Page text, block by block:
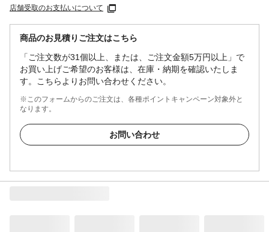
店舗受取のお支払いについて
商品のお見積りご注文はこちら
「ご注文数が31個以上、または、ご注文金額5万円以上」で
お買い上げご希望のお客様は、在庫・納期を確認いたしま
す。こちらよりお問い合わせください。
※このフォームからのご注文は、各種ポイントキャンペーン対象外と
なります。
お問い合わせ